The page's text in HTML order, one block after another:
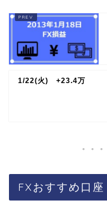
1/22(火) +23.4万
FXおすすめ口座